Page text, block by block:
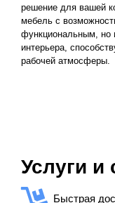
решение для вашей
мебель с
функциональным, но
интерьера,
рабочей атмосферы.
Услуги и
Быстрая